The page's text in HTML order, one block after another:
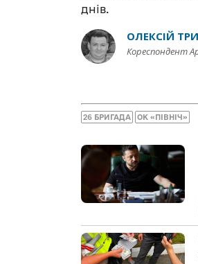
днів.
ОЛЕКСІЙ
Кореспондент
26 БРИГАДА ОК «ПІВНІЧ»